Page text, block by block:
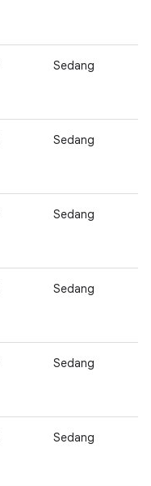
Sedang
Sedang
Sedang
Sedang
Sedang
Sedang